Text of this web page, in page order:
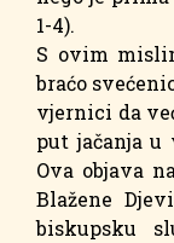
1-4).
S ovim
braćo
vjernici da
put jačanja u
Ova objava
Blažene
biskupsku